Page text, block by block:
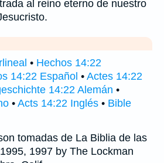
al reino eterno de nuestro
• Hechos 14:22
14:22 Español • Actes 14:22
14:22 Alemán •
• Acts 14:22 Inglés • Bible
tomadas de La Biblia de las
1997 by The Lockman